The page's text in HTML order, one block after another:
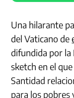
Una hilarante
del Vaticano de
difundida por la
sketch en el
Santidad
para los pobres